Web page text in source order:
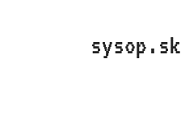
sysop.sk